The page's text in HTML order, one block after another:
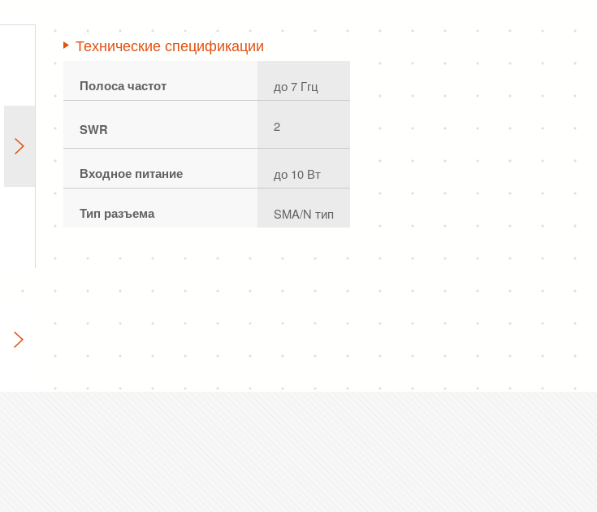
Технические спецификации
Полоса частот до 7 Ггц
SWR 2
Входное питание до 10 Вт
Тип разъема SMA/N тип